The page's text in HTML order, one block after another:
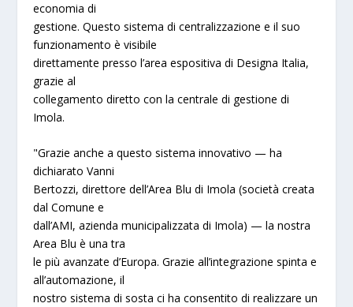
economia di
gestione. Questo sistema di centralizzazione e il suo
funzionamento è visibile
direttamente presso l’area espositiva di Designa Italia,
grazie al
collegamento diretto con la centrale di gestione di
Imola.
"Grazie anche a questo sistema innovativo — ha
dichiaratoVanni
Bertozzi, direttore dell’Area Blu di Imola (società creata
dal Comune e
dall’AMI, azienda municipalizzata di Imola) —la nostra
Area Blu è una tra
le più avanzate d’Europa. Grazie all’integrazione spinta e
all’automazione, il
nostro sistema di sosta ci ha consentito di realizzare un